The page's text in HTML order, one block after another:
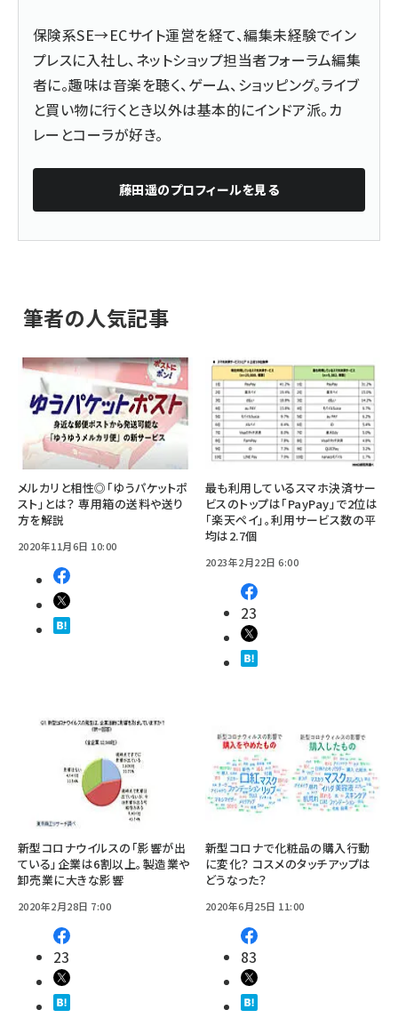
保険系SE→ECサイト運営を経て、編集未経験でイン
プレスに入社し、ネットショップ担当者フォーラム編集
者に。趣味は音楽を聴く、ゲーム、ショッピング。ライブ
と買い物に行くとき以外は基本的にインドア派。カ
レーとコーラが好き。
藤田遥のプロフィールを見る
筆者の人気記事
メルカリと相性◎「ゆうパケットポ
スト」とは？ 専用箱の送料や送り
方を解説
2020年11月6日 10:00
最も利用しているスマホ決済サー
ビスのトップは「PayPay」で2位は
「楽天ペイ」。利用サービス数の平
均は2.7個
2023年2月22日 6:00
23
新型コロナウイルスの「影響が出
ている」企業は6割以上。製造業や
卸売業に大きな影響
2020年2月28日 7:00
23
新型コロナで化粧品の購入行動
に変化？ コスメのタッチアップは
どうなった？
2020年6月25日 11:00
83